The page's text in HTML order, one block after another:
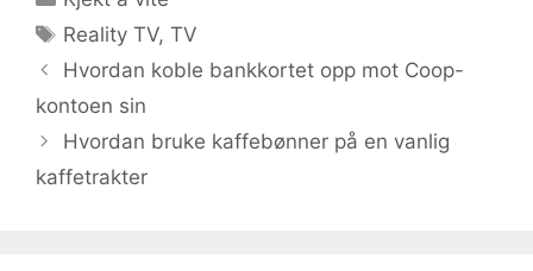
Stikkord
Reality TV,TV
Hvordan koble bankkortet opp mot Coop-
kontoen sin
Hvordan bruke kaffebønner på en vanlig
kaffetrakter